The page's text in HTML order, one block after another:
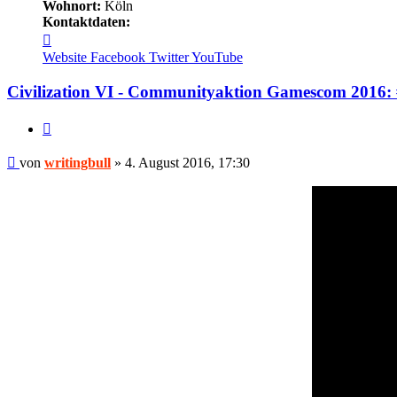
Wohnort: Köln
Kontaktdaten:
von
writingbull
Website Facebook TwitterYouTube
Civilization VI - Communityaktion Gamescom 2016:
Beitrag
von writingbull » 4. August 2016, 17:30